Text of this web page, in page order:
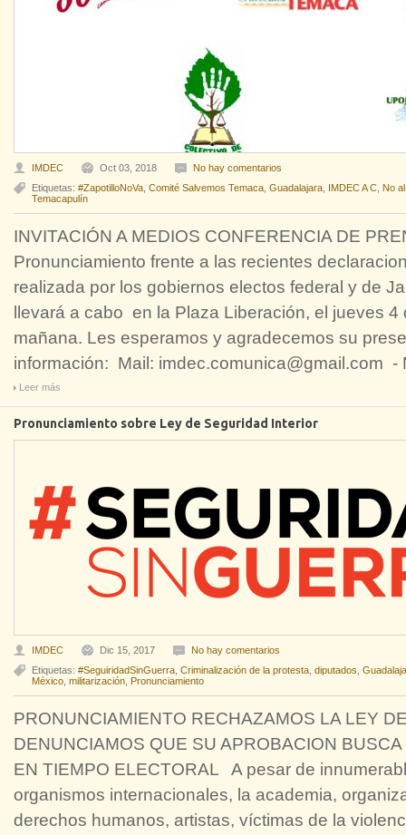
IMDEC Oct 03, 2018
No hay comentarios
Etiquetas: #ZapotilloNoVa Comité Salvemos Temaca Guadalajara IMDEC A C No
Temacapulín
INVITACIÓN A MEDIOS CONFERENCIA DE
Pronunciamiento frente a las recientes
realizada por los gobiernos electos federal y de
llevará a cabo en la Plaza Liberación, el jueves
mañana. Les esperamos y agradecemos su
información: Mail: imdec.comunica@gmail.com -
Leer más
Pronunciamiento sobre Ley de Seguridad Interior
IMDEC Dic 15, 2017
No hay comentarios
Etiquetas: #SeguiridadSinGuerra Criminalización de la protesta diputados
México militarización Pronunciamiento
PRONUNCIAMIENTO RECHAZAMOS LA LEY
DENUNCIAMOS QUE SU APROBACION
EN TIEMPO ELECTORAL A pesar de
organismos internacionales, la academia,
derechos humanos, artistas, víctimas de la